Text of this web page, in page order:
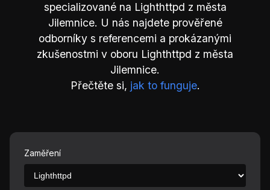
specializované na Lighthttpd z města
Jilemnice. U nás najdete prověřené
odborníky s referencemi a prokázanými
zkušenostmi v oboru Lighthttpd z města
Jilemnice.
Přečtěte si, jak to funguje.
Zaměření